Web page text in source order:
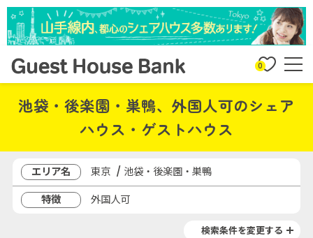
0
池袋・後楽園・巣鴨、外国人可のシェア
ハウス・ゲストハウス
エリア名
東京 / 池袋・後楽園・巣鴨
特徴
外国人可
検索条件を変更する